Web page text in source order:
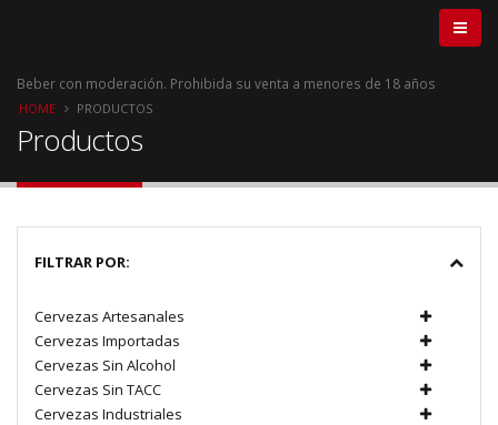
Beber con moderación. Prohibida su venta a menores de 18 años
HOME PRODUCTOS
Productos
FILTRAR POR:
Cervezas Artesanales
Cervezas Importadas
Cervezas Sin Alcohol
Cervezas Sin TACC
Cervezas Industriales